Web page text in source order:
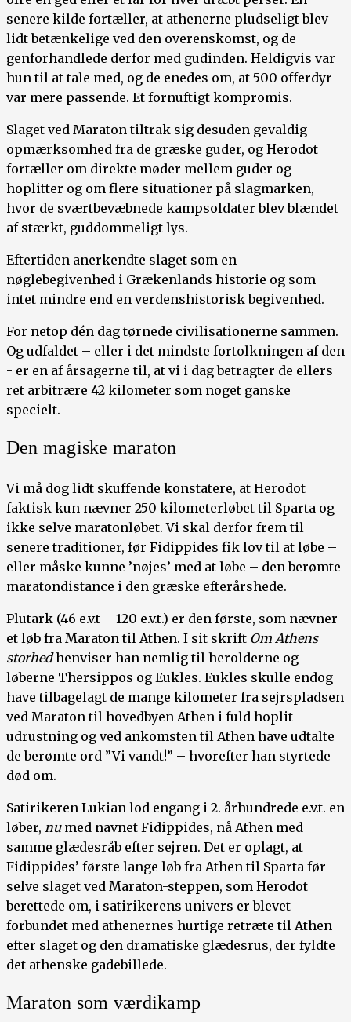
senere kilde fortæller, at athenerne pludseligt blev
lidt betænkelige ved den overenskomst, og de
genforhandlede derfor med gudinden. Heldigvis var
hun til at tale med, og de enedes om, at 500 offerdyr
var mere passende. Et fornuftigt kompromis.
Slaget ved Maraton tiltrak sig desuden gevaldig
opmærksomhed fra de græske guder, og Herodot
fortæller om direkte møder mellem guder og
hoplitter og om flere situationer på slagmarken,
hvor de sværtbevæbnede kampsoldater blev blændet
af stærkt, guddommeligt lys.
Eftertiden anerkendte slaget som en
nøglebegivenhed i Grækenlands historie og som
intet mindre end en verdenshistorisk begivenhed.
For netop dén dag tørnede civilisationerne sammen.
Og udfaldet – eller i det mindste fortolkningen af den
- er en af årsagerne til, at vi i dag betragter de ellers
ret arbitrære 42 kilometer som noget ganske
specielt.
Den magiske maraton
Vi må dog lidt skuffende konstatere, at Herodot
faktisk kun nævner 250 kilometerløbet til Sparta og
ikke selve maratonløbet. Vi skal derfor frem til
senere traditioner, før Fidippides fik lov til at løbe –
eller måske kunne ’nøjes’ med at løbe – den berømte
maratondistance i den græske efterårshede.
Plutark (46 e.v.t – 120 e.v.t.) er den første, som nævner
et løb fra Maraton til Athen. I sit skrift Om Athens
storhedhenviser han nemlig til herolderne og
løberne Thersippos og Eukles. Eukles skulle endog
have tilbagelagt de mange kilometer fra sejrspladsen
ved Maraton til hovedbyen Athen i fuld hoplit-
udrustning og ved ankomsten til Athen have udtalte
de berømte ord ”Vi vandt!” – hvorefter han styrtede
død om.
Satirikeren Lukian lod engang i 2. århundrede e.v.t. en
løber, numed navnet Fidippides, nå Athen med
samme glædesråb efter sejren. Det er oplagt, at
Fidippides’ første lange løb fra Athen til Sparta før
selve slaget ved Maraton-steppen, som Herodot
berettede om, i satirikerens univers er blevet
forbundet med athenernes hurtige retræte til Athen
efter slaget og den dramatiske glædesrus, der fyldte
det athenske gadebillede.
Maraton som værdikamp